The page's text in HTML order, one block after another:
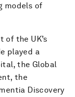
models of
of the UK’s
played a
the Global
the
Discovery